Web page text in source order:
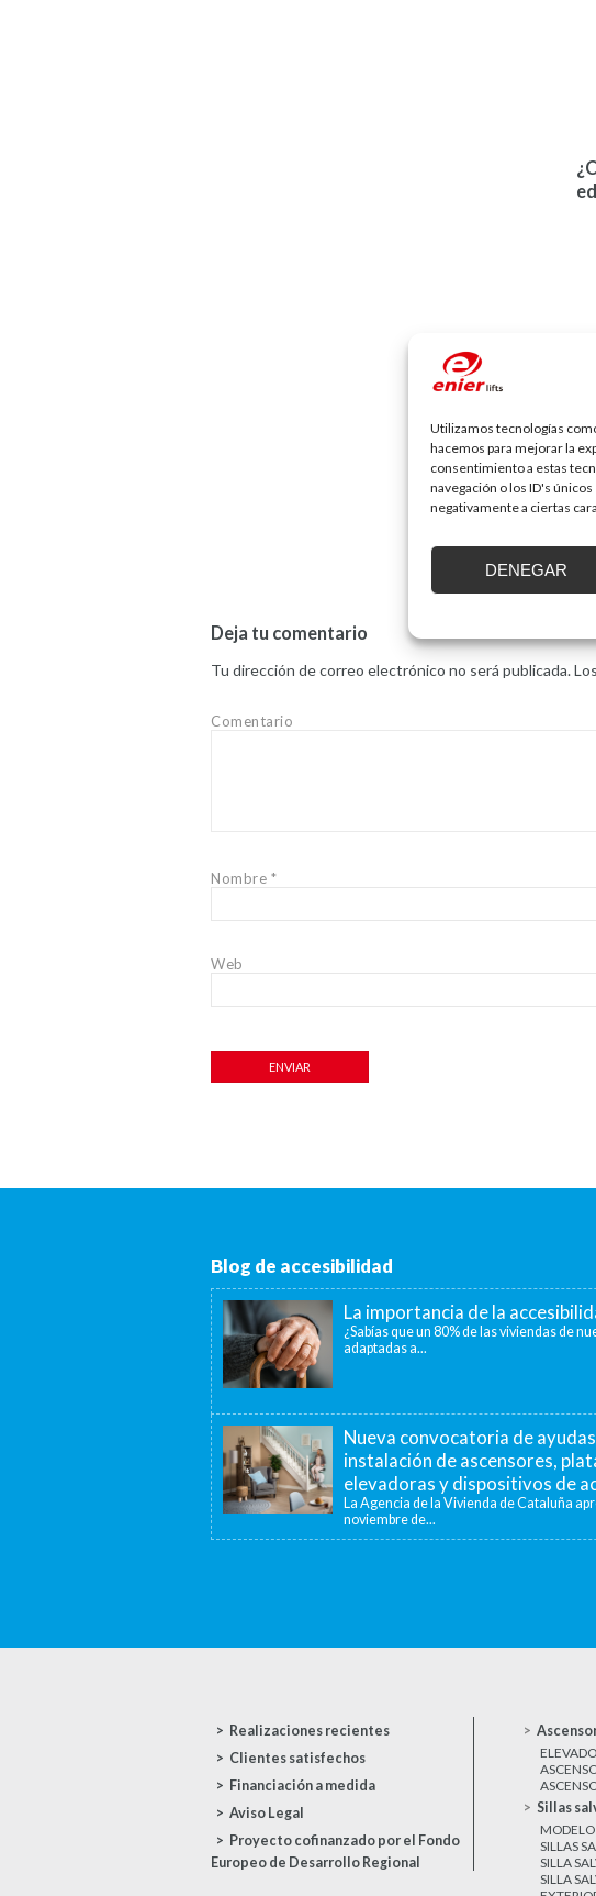
Utilizamos tecnologías
hacemos para mejorar la
consentimiento a estas
navegación o los ID's
negativamente a ciertas
DENEGAR
Deja tu comentario
Tu dirección de correo electrónico no será publicada.
Comentario
Nombre *
Web
Blog de accesibilidad
La importancia de la
¿Sabías que un 80% de las viviendas de
adaptadas a...
Nueva convocatoria de
instalación de ascensores,
elevadoras y dispositivos de
La Agencia de la Vivienda de Cataluña
noviembre de...
Realizaciones recientes
Clientes satisfechos
Financiación a medida
Aviso Legal
Proyecto cofinanzado por el Fondo
Europeo de Desarrollo Regional
Sillas
MODELO
SILLAS
SILLA
SILLA